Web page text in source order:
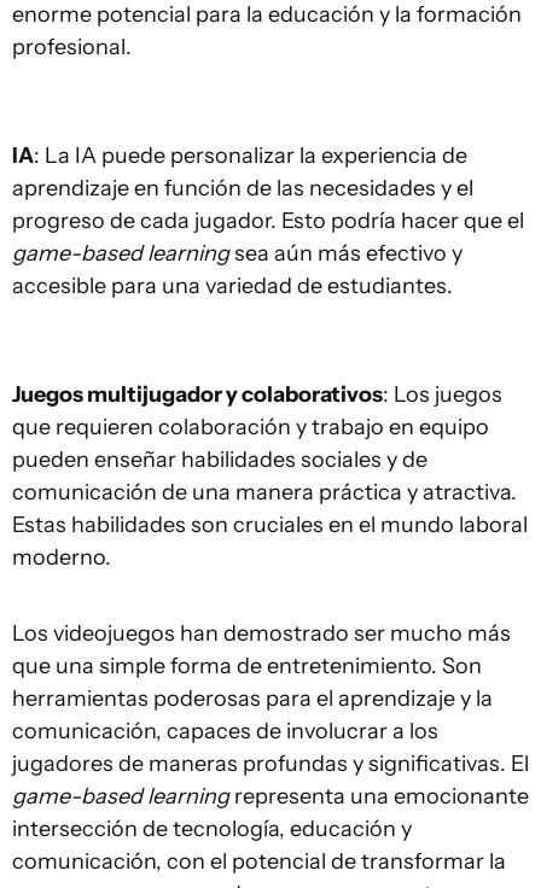
enorme potencial para la educación y la formación
profesional.
IA: La IA puede personalizar la experiencia de
aprendizaje en función de las necesidades y el
progreso de cada jugador. Esto podría hacer que el
game-based learningsea aún más efectivo y
accesible para una variedad de estudiantes.
Juegos multijugador y colaborativos: Los juegos
que requieren colaboración y trabajo en equipo
pueden enseñar habilidades sociales y de
comunicación de una manera práctica y atractiva.
Estas habilidades son cruciales en el mundo laboral
moderno.
Los videojuegos han demostrado ser mucho más
que una simple forma de entretenimiento. Son
herramientas poderosas para el aprendizaje y la
comunicación, capaces de involucrar a los
jugadores de maneras profundas y significativas. El
game-based learningrepresenta una emocionante
intersección de tecnología, educación y
comunicación, con el potencial de transformar la